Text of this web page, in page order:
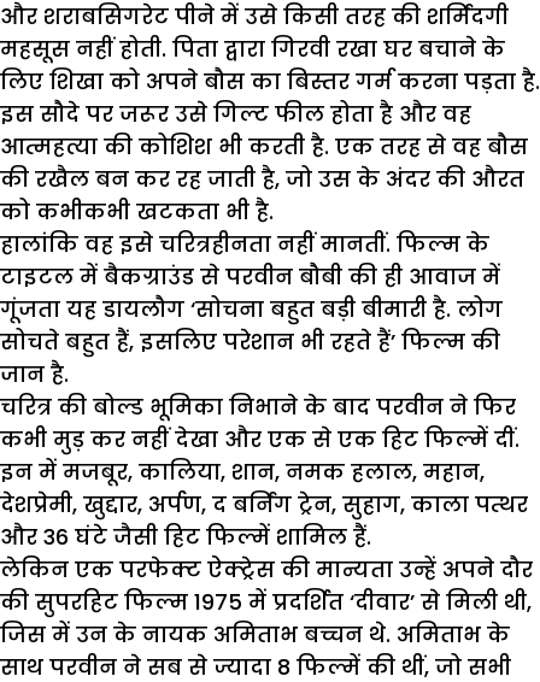
और शराबसिगरेट पीने में उसे किसी तरह की शर्मिंदगी
महसूस नहीं होती. पिता द्वारा गिरवी रखा घर बचाने के
लिए शिखा को अपने बौस का बिस्तर गर्म करना पड़ता है.
इस सौदे पर जरूर उसे गिल्ट फील होता है और वह
आत्महत्या की कोशिश भी करती है. एक तरह से वह बौस
की रखैल बन कर रह जाती है, जो उस के अंदर की औरत
को कभीकभी खटकता भी है.
हालांकि वह इसे चरित्रहीनता नहीं मानतीं. फिल्म के
टाइटल में बैकग्राउंड से परवीन बौबी की ही आवाज में
गूंजता यह डायलौग ‘सोचना बहुत बड़ी बीमारी है. लोग
सोचते बहुत हैं, इसलिए परेशान भी रहते हैं’ फिल्म की
जान है.
चरित्र की बोल्ड भूमिका निभाने के बाद परवीन ने फिर
कभी मुड़ कर नहीं देखा और एक से एक हिट फिल्में दीं.
इन में मजबूर, कालिया, शान, नमक हलाल, महान,
देशप्रेमी, खुद्दार, अर्पण, द बर्निंग ट्रेन, सुहाग, काला पत्थर
और 36 घंटे जैसी हिट फिल्में शामिल हैं.
लेकिन एक परफेक्ट ऐक्ट्रेस की मान्यता उन्हें अपने दौर
की सुपरहिट फिल्म 1975 में प्रदर्शित ‘दीवार’ से मिली थी,
जिस में उन के नायक अमिताभ बच्चन थे. अमिताभ के
साथ परवीन ने सब से ज्यादा 8 फिल्में की थीं, जो सभी